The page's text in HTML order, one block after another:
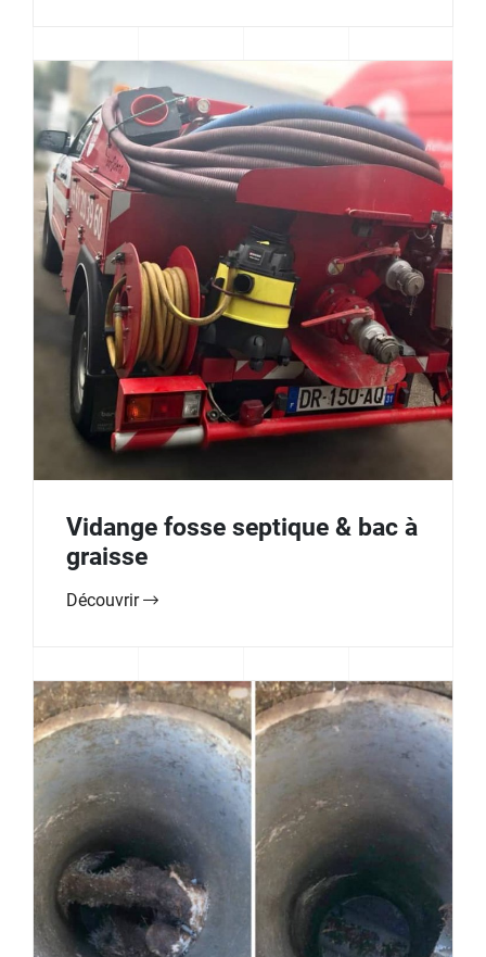
Vidange fosse septique & bac à
graisse
Découvrir